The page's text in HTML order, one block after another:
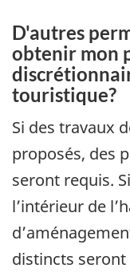
D'autres
obtenir mon
touristique?
Si des travaux
proposés, des
seront requis.
l’intérieur de
distincts